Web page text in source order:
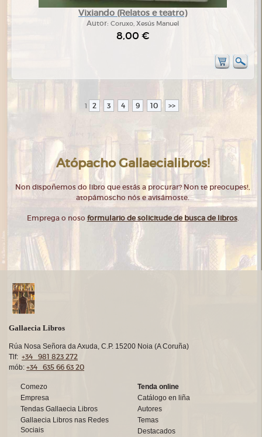
Vixiando (Relatos e teatro)
Autor: Coruxo, Xesús Manuel
8,00 €
1 2 3 4 9 10 >>
Atópacho Gallaecialibros!
Non dispoñemos do libro que estás a procurar? Non te preocupes!,
atopámoscho nós e avisámoste.
Emprega o noso formulario de solicitude de busca de libros.
Gallaecia Libros
Rúa Nosa Señora da Axuda, C.P. 15200 Noia (A Coruña)
Tlf: +34 981 823 272
mób: +34 635 66 63 20
Comezo
Empresa
Tendas Gallaecia Libros
Gallaecia Libros nas Redes
Sociais
Tenda online
Catálogo en liña
Autores
Temas
Destacados